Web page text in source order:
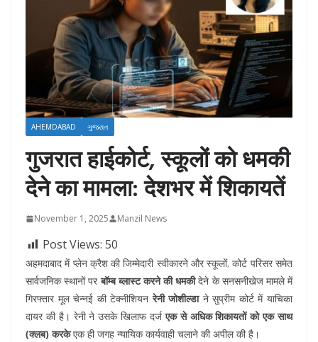
AHEMDABAD ગુજરાત
गुजरात हाईकोर्ट, स्कूलों को धमकी
देने का मामला: देशभर में शिकायतें
November 1, 2025 Manzil News
Post Views: 50
अहमदाबाद में प्लेन क्रैश की जिम्मेदारी स्वीकारने और स्कूलों, कोर्ट परिसर समेत
सार्वजनिक स्थानों परबॉम्ब ब्लास्ट करने की धमकीदेने के सनसनीखेज मामले में
गिरफ्तार मूल चेन्‍नई की टेक्नीशियनरेनी जोशील्डाने सुप्रीम कोर्ट में याचिका
दायर की है। रेनी ने उसके खिलाफ दर्जएक से अधिक शिकायतों को एक साथ
(क्लब) करकेएक ही जगह न्यायिक कार्यवाही चलाने की अपील की है।